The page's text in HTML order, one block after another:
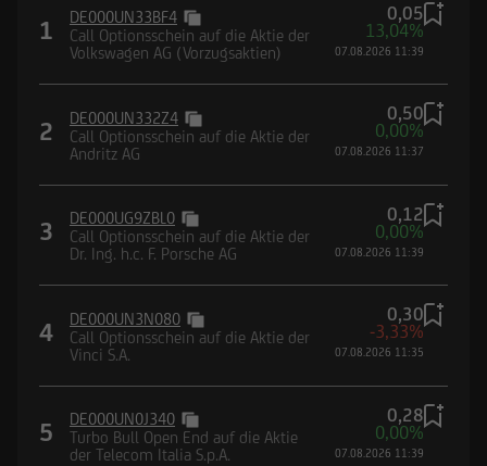
1
DE000UN33BF4
Call Optionsschein auf die Aktie der
Volkswagen AG (Vorzugsaktien)
0,05
13,04%
07.08.2026 11:39
2
DE000UN332Z4
Call Optionsschein auf die Aktie der
Andritz AG
0,50
0,00%
07.08.2026 11:37
3
DE000UG9ZBL0
Call Optionsschein auf die Aktie der
Dr. Ing. h.c. F. Porsche AG
0,12
0,00%
07.08.2026 11:39
4
DE000UN3N080
Call Optionsschein auf die Aktie der
Vinci S.A.
0,30
-3,33%
07.08.2026 11:35
5
DE000UN0J340
Turbo Bull Open End auf die Aktie
der Telecom Italia S.p.A.
0,28
0,00%
07.08.2026 11:39